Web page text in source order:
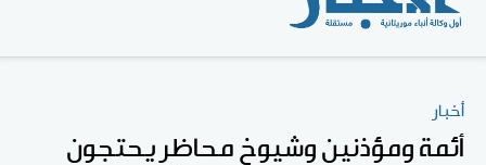
أخبار
أئمة ومؤذنين وشيوخ محاظر يحتجون